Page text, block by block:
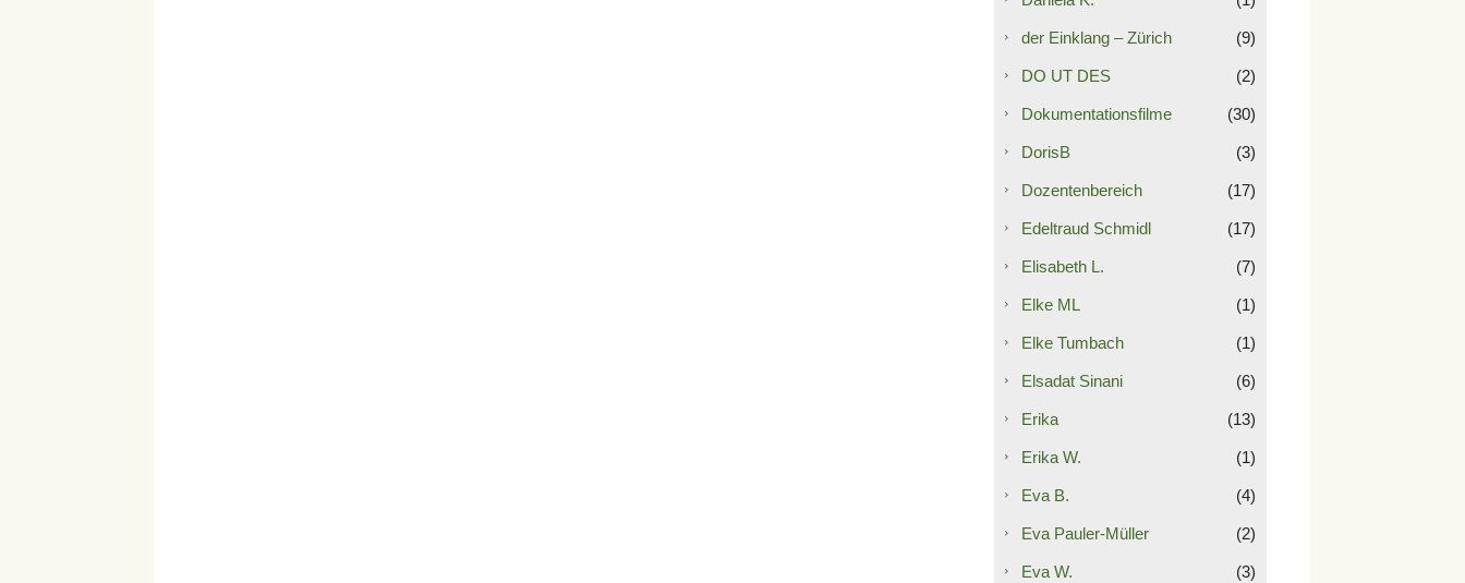
der Einklang – Zürich (9)
DO UT DES (2)
Dokumentationsfilme (30)
DorisB (3)
Dozentenbereich (17)
Edeltraud Schmidl (17)
Elisabeth L. (7)
Elke ML (1)
Elke Tumbach (1)
Elsadat Sinani (6)
Erika (13)
Erika W. (1)
Eva B. (4)
Eva Pauler-Müller (2)
Eva W. (3)